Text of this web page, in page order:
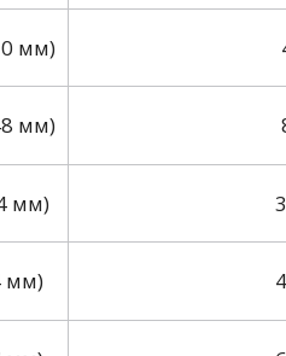
мм)
мм)
мм)
мм)